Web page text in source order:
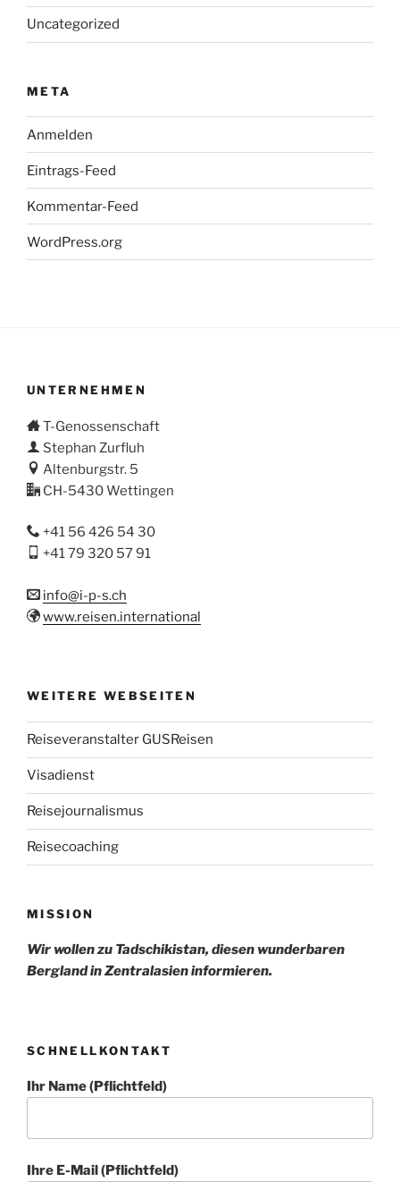
Uncategorized
META
Anmelden
Eintrags-Feed
Kommentar-Feed
WordPress.org
UNTERNEHMEN
T-Genossenschaft
Stephan Zurfluh
Altenburgstr. 5
CH-5430 Wettingen
+41 56 426 54 30
+41 79 320 57 91
info@i-p-s.ch
www.reisen.international
WEITERE WEBSEITEN
Reiseveranstalter GUSReisen
Visadienst
Reisejournalismus
Reisecoaching
MISSION
Wir wollen zu Tadschikistan, diesen wunderbaren
Bergland in Zentralasien informieren.
SCHNELLKONTAKT
Ihr Name (Pflichtfeld)
Ihre E-Mail (Pflichtfeld)